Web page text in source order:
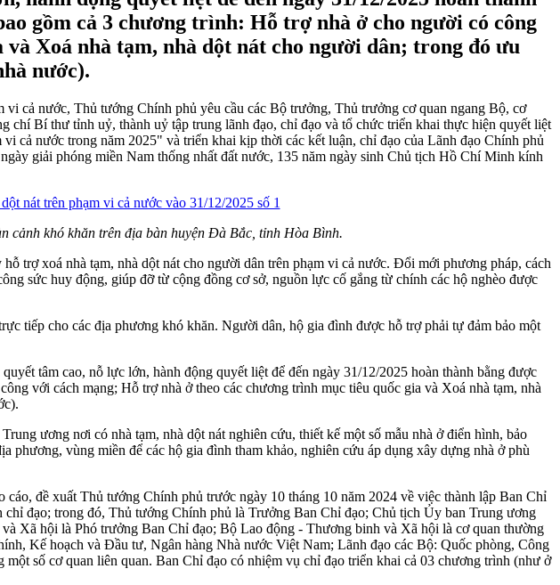
gồm cả 3 chương trình: Hỗ trợ nhà ở cho người có công
Xoá nhà tạm, nhà dột nát cho người dân; trong đó ưu
nước).
cả nước, Thủ tướng Chính phủ yêu cầu các Bộ trưởng, Thủ trưởng cơ quan ngang Bộ, cơ
chí Bí thư tỉnh uỷ, thành uỷ tập trung lãnh đạo, chỉ đạo và tổ chức triển khai thực hiện quyết liệt
cả nước trong năm 2025" và triển khai kịp thời các kết luận, chỉ đạo của Lãnh đạo Chính phủ
giải phóng miền Nam thống nhất đất nước, 135 năm ngày sinh Chủ tịch Hồ Chí Minh kính
cảnh khó khăn trên địa bàn huyện Đà Bắc, tỉnh Hòa Bình.
trợ xoá nhà tạm, nhà dột nát cho người dân trên phạm vi cả nước. Đổi mới phương pháp, cách
sức huy động, giúp đỡ từ cộng đồng cơ sở, nguồn lực cố gắng từ chính các hộ nghèo được
tiếp cho các địa phương khó khăn. Người dân, hộ gia đình được hỗ trợ phải tự đảm bảo một
tâm cao, nỗ lực lớn, hành động quyết liệt để đến ngày 31/12/2025 hoàn thành bằng được
với cách mạng; Hỗ trợ nhà ở theo các chương trình mục tiêu quốc gia và Xoá nhà tạm, nhà
ương nơi có nhà tạm, nhà dột nát nghiên cứu, thiết kế một số mẫu nhà ở điển hình, bảo
phương, vùng miền để các hộ gia đình tham khảo, nghiên cứu áp dụng xây dựng nhà ở phù
đề xuất Thủ tướng Chính phủ trước ngày 10 tháng 10 năm 2024 về việc thành lập Ban Chỉ
đạo; trong đó, Thủ tướng Chính phủ là Trưởng Ban Chỉ đạo; Chủ tịch Ủy ban Trung ương
Xã hội là Phó trưởng Ban Chỉ đạo; Bộ Lao động - Thương binh và Xã hội là cơ quan thường
Kế hoạch và Đầu tư, Ngân hàng Nhà nước Việt Nam; Lãnh đạo các Bộ: Quốc phòng, Công
số cơ quan liên quan. Ban Chỉ đạo có nhiệm vụ chỉ đạo triển khai cả 03 chương trình (như ở